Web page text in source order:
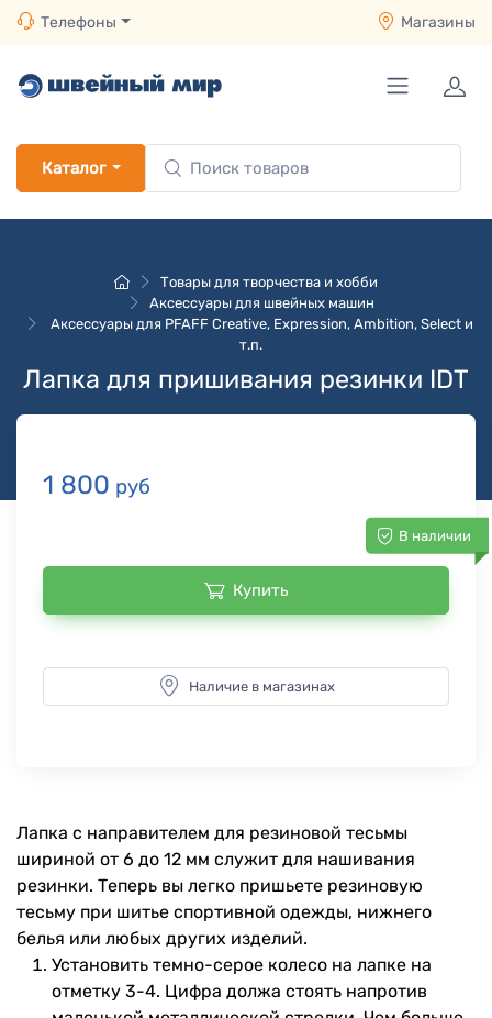
Телефоны Магазины
Каталог
Товары для творчества и хобби
Аксессуары для швейных машин
Аксессуары для PFAFF Creative, Expression, Ambition, Select и
т.п.
Лапка для пришивания резинки IDT
1 800 руб
В наличии
Купить
Наличие в магазинах
Лапка с направителем для резиновой тесьмы
шириной от 6 до 12 мм служит для нашивания
резинки. Теперь вы легко пришьете резиновую
тесьму при шитье спортивной одежды, нижнего
белья или любых других изделий.
Установить темно-серое колесо на лапке на
отметку 3-4. Цифра должа стоять напротив